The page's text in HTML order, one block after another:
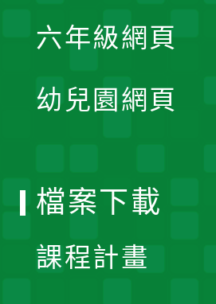
六年級網頁
幼兒園網頁
檔案下載
課程計畫